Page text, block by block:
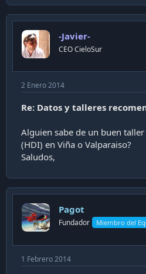
-Javier-
CEO CieloSur
2 Enero 2014
Re: Datos y talleres
Alguien sabe de un buen
(HDI) en Viña o Valparaiso?
Saludos,
Pagot
Fundador Miembro del
1 Febrero 2014